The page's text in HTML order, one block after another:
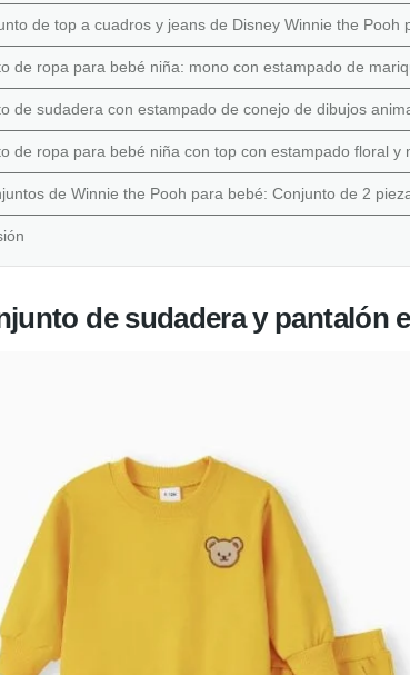
de top a cuadros y jeans de Disney Winnie the Pooh
de ropa para bebé niña: mono con estampado de
de sudadera con estampado de conejo de dibujos
de ropa para bebé niña con top con estampado floral
de Winnie the Pooh para bebé: Conjunto de 2
de sudadera y pantalón